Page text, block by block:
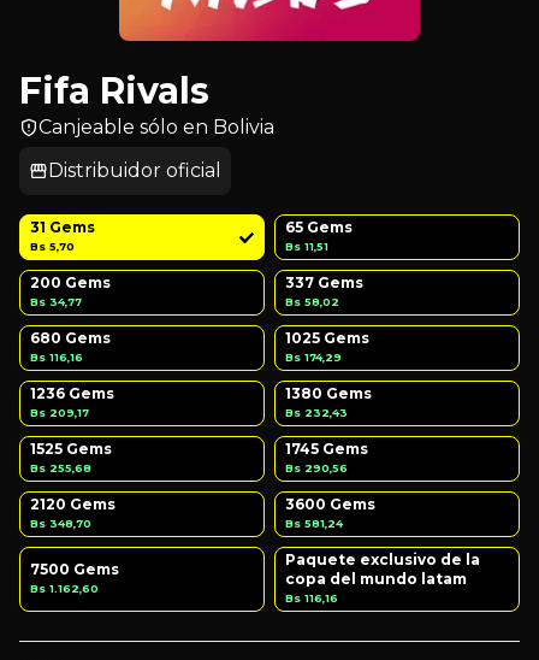
Fifa Rivals
Canjeable sólo en Bolivia
Distribuidor oficial
31 Gems
Bs 5,70
65 Gems
Bs 11,51
200 Gems
Bs 34,77
337 Gems
Bs 58,02
680 Gems
Bs 116,16
1025 Gems
Bs 174,29
1236 Gems
Bs 209,17
1380 Gems
Bs 232,43
1525 Gems
Bs 255,68
1745 Gems
Bs 290,56
2120 Gems
Bs 348,70
3600 Gems
Bs 581,24
7500 Gems
Bs 1.162,60
Paquete exclusivo de la
copa del mundo latam
Bs 116,16